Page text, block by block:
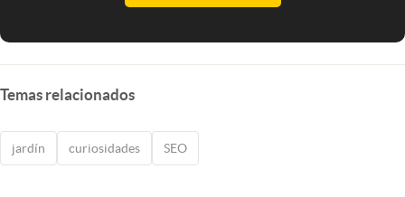
Temas relacionados
jardín curiosidades SEO